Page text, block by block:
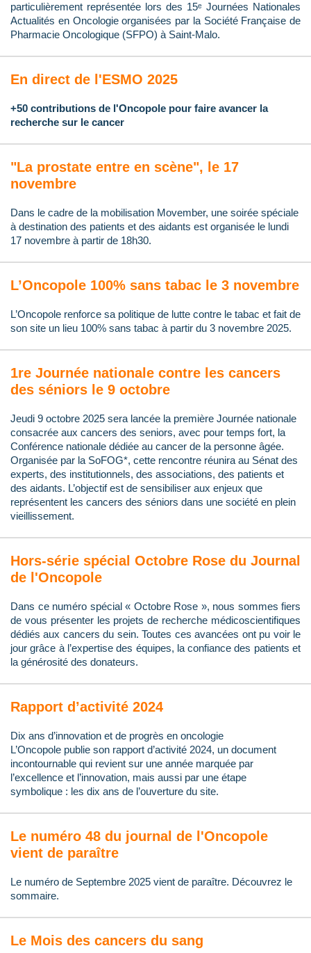
particulièrement représentée lors des 15ᵉ Journées Nationales
Actualités en Oncologie organisées par la Société Française de
Pharmacie Oncologique (SFPO) à Saint-Malo.
En direct de l'ESMO 2025
+50 contributions de l'Oncopole pour faire avancer la
recherche sur le cancer
"La prostate entre en scène", le 17
novembre
Dans le cadre de la mobilisation Movember, une soirée spéciale
à destination des patients et des aidants est organisée le lundi
17 novembre à partir de 18h30.
L’Oncopole 100% sans tabac le 3 novembre
L’Oncopole renforce sa politique de lutte contre le tabac et fait de
son site un lieu 100% sans tabac à partir du 3 novembre 2025.
1re Journée nationale contre les cancers
des séniors le 9 octobre
Jeudi 9 octobre 2025 sera lancée la première Journée nationale
consacrée aux cancers des seniors, avec pour temps fort, la
Conférence nationale dédiée au cancer de la personne âgée.
Organisée par la SoFOG*, cette rencontre réunira au Sénat des
experts, des institutionnels, des associations, des patients et
des aidants. L’objectif est de sensibiliser aux enjeux que
représentent les cancers des séniors dans une société en plein
vieillissement.
Hors-série spécial Octobre Rose du Journal
de l'Oncopole
Dans ce numéro spécial « Octobre Rose », nous sommes fiers
de vous présenter les projets de recherche médicoscientifiques
dédiés aux cancers du sein. Toutes ces avancées ont pu voir le
jour grâce à l’expertise des équipes, la confiance des patients et
la générosité des donateurs.
Rapport d’activité 2024
Dix ans d’innovation et de progrès en oncologie
L’Oncopole publie son rapport d’activité 2024, un document
incontournable qui revient sur une année marquée par
l’excellence et l’innovation, mais aussi par une étape
symbolique : les dix ans de l’ouverture du site.
Le numéro 48 du journal de l'Oncopole
vient de paraître
Le numéro de Septembre 2025 vient de paraître. Découvrez le
sommaire.
Le Mois des cancers du sang